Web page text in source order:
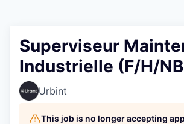
Superviseur
Industrielle (F/H/
Urbint
This job is no longer accepting